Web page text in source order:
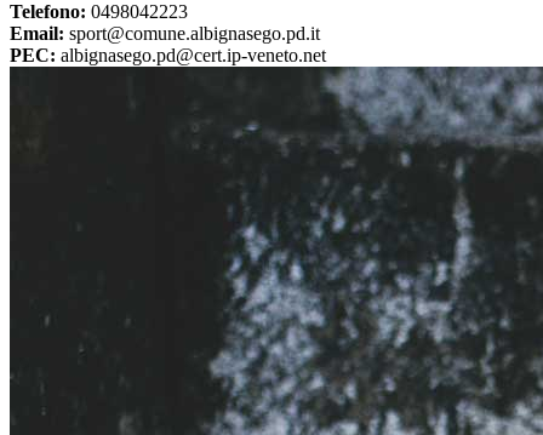
Telefono: 0498042223
Email: sport@comune.albignasego.pd.it
PEC: albignasego.pd@cert.ip-veneto.net